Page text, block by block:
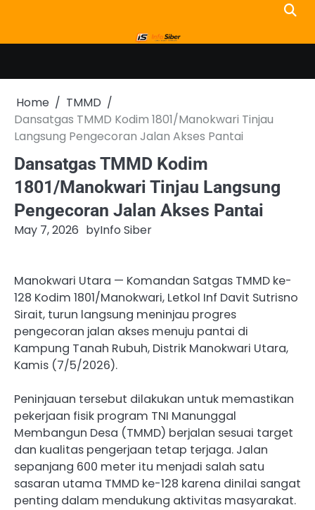
content
Home
TMMD
Dansatgas TMMD Kodim 1801/Manokwari Tinjau
Langsung Pengecoran Jalan Akses Pantai
Dansatgas TMMD Kodim
1801/Manokwari Tinjau Langsung
Pengecoran Jalan Akses Pantai
May 7, 2026 byInfo Siber
Manokwari Utara — Komandan Satgas TMMD ke-
128 Kodim 1801/Manokwari, Letkol Inf Davit Sutrisno
Sirait, turun langsung meninjau progres
pengecoran jalan akses menuju pantai di
Kampung Tanah Rubuh, Distrik Manokwari Utara,
Kamis (7/5/2026).
Peninjauan tersebut dilakukan untuk memastikan
pekerjaan fisik program TNI Manunggal
Membangun Desa (TMMD) berjalan sesuai target
dan kualitas pengerjaan tetap terjaga. Jalan
sepanjang 600 meter itu menjadi salah satu
sasaran utama TMMD ke-128 karena dinilai sangat
penting dalam mendukung aktivitas masyarakat.